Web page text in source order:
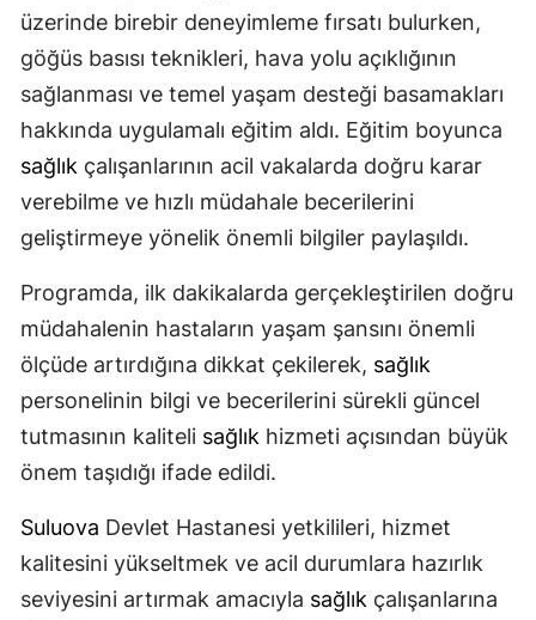
üzerinde birebir deneyimleme fırsatı bulurken,
göğüs basısı teknikleri, hava yolu açıklığının
sağlanması ve temel yaşam desteği basamakları
hakkında uygulamalı eğitim aldı. Eğitim boyunca
sağlık çalışanlarının acil vakalarda doğru karar
verebilme ve hızlı müdahale becerilerini
geliştirmeye yönelik önemli bilgiler paylaşıldı.
Programda, ilk dakikalarda gerçekleştirilen doğru
müdahalenin hastaların yaşam şansını önemli
ölçüde artırdığına dikkat çekilerek, sağlık
personelinin bilgi ve becerilerini sürekli güncel
tutmasının kaliteli sağlık hizmeti açısından büyük
önem taşıdığı ifade edildi.
Suluova Devlet Hastanesi yetkilileri, hizmet
kalitesini yükseltmek ve acil durumlara hazırlık
seviyesini artırmak amacıyla sağlık çalışanlarına